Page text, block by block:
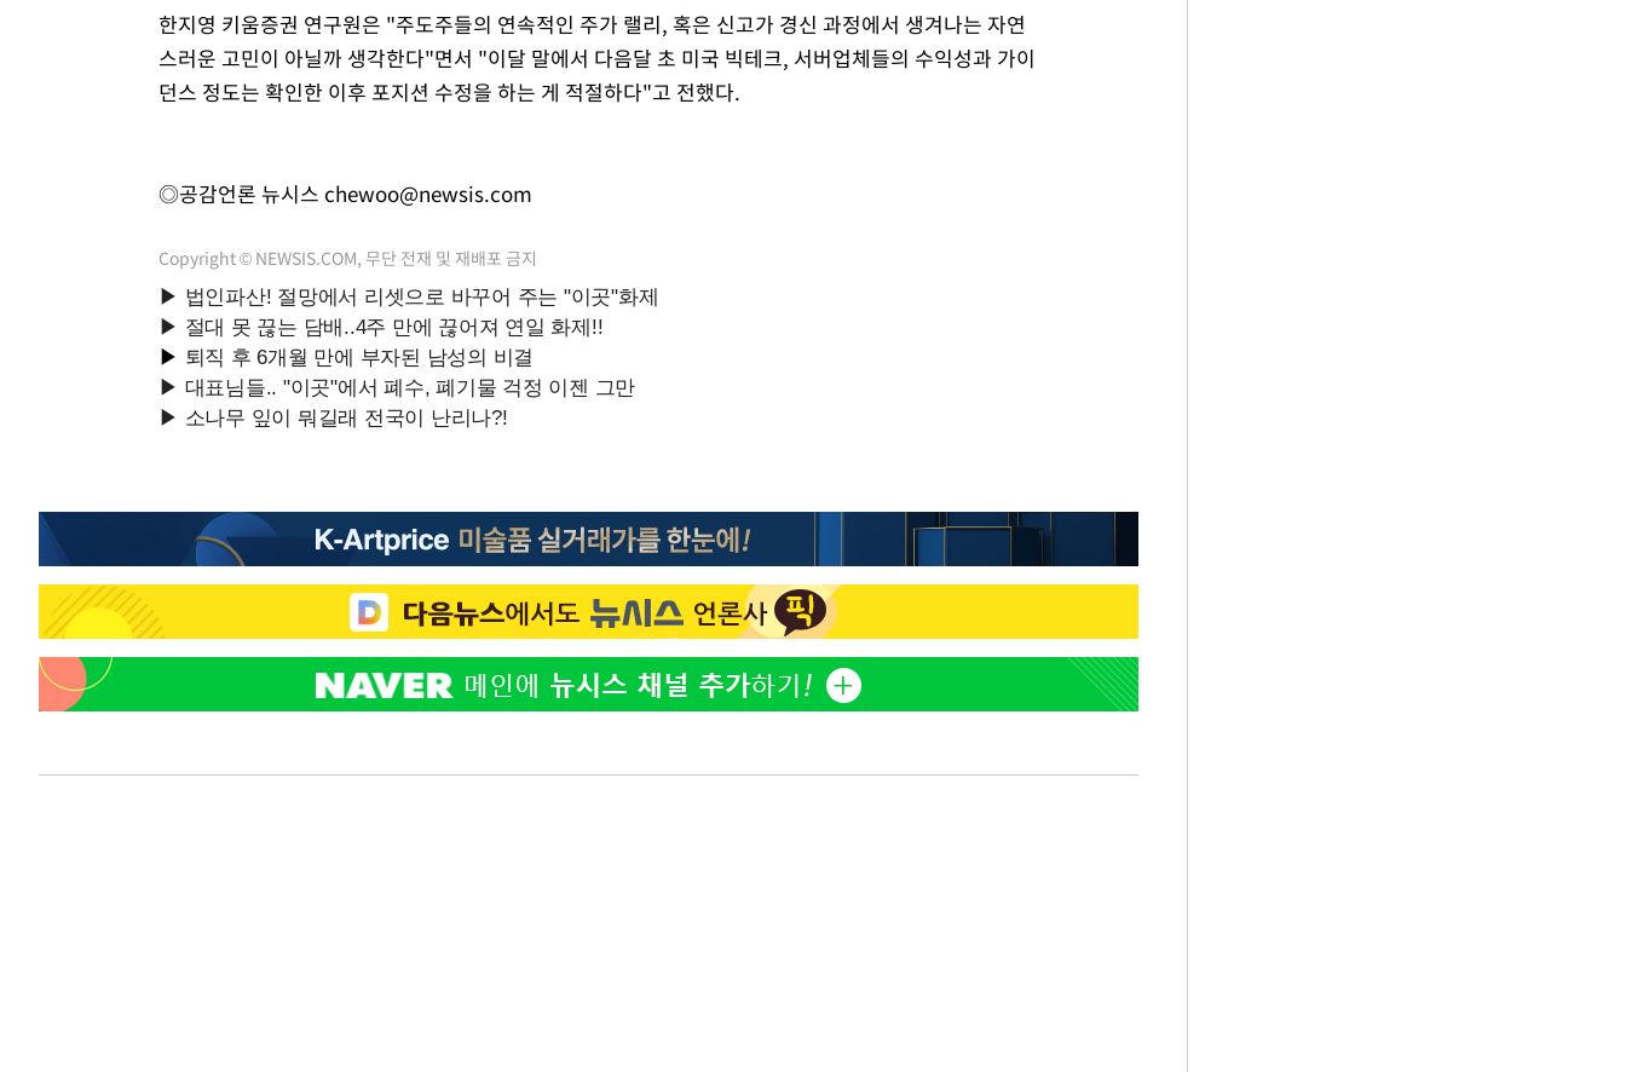
한지영 키움증권 연구원은 "주도주들의 연속적인 주가 랠리, 혹은 신고가 경신 과정에서 생겨나는 자연
스러운 고민이 아닐까 생각한다"면서 "이달 말에서 다음달 초 미국 빅테크, 서버업체들의 수익성과 가이
던스 정도는 확인한 이후 포지션 수정을 하는 게 적절하다"고 전했다.
◎공감언론 뉴시스 chewoo@newsis.com
Copyright © NEWSIS.COM, 무단 전재 및 재배포 금지